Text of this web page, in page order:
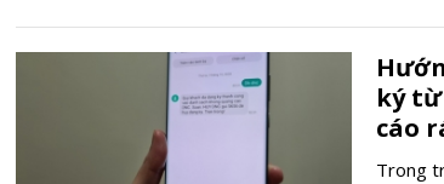
ký
cáo
Trong